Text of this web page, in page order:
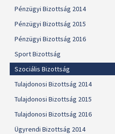
Pénzügyi Bizottság 2014
Pénzügyi Bizottság 2015
Pénzügyi Bizottság 2016
Sport Bizottság
Szociális Bizottság
Tulajdonosi Bizottság 2014
Tulajdonosi Bizottság 2015
Tulajdonosi Bizottság 2016
Ügyrendi Bizottság 2014